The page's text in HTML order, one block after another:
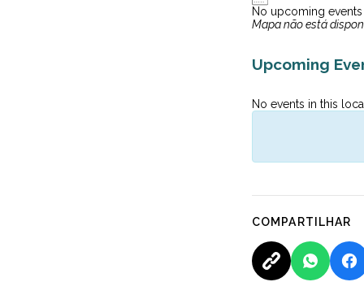
No upcoming events
Mapa não está
Upcoming
No events in this
COMPARTILHAR